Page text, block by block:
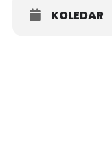
KOLEDAR